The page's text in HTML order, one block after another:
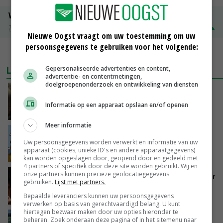
Volle melkpoeder
Zuivel NL
MEER MARKTPRIJZEN
LAATSTE NIEUWS
‘Samenwerking A-ware en Amalthea gaat
zorgen voor meer balans’
groot: Nederland in Europese top
VANDAAG, 15:33
Vlaamse varkensstapel krimpt, pluimveesector
groeit door schaalvergroting
VANDAAG, 15:20
‘Cijfer jezelf niet weg en doe vooral ook waar
Nieuwe Oogst vraagt om uw toestemming om uw
persoonsgegevens te gebruiken voor het volgende:
Gepersonaliseerde advertenties en content,
advertentie- en contentmetingen,
doelgroepenonderzoek en ontwikkeling van diensten
Informatie op een apparaat opslaan en/of openen
Meer informatie
Uw persoonsgegevens worden verwerkt en informatie van uw
apparaat (cookies, unieke ID's en andere apparaatgegevens)
kan worden opgeslagen door, geopend door en gedeeld met
4 partners of specifiek door deze site worden gebruikt. Wij en
onze partners kunnen precieze geolocatiegegevens
gebruiken. Lijst met partners.
Bepaalde leveranciers kunnen uw persoonsgegevens
verwerken op basis van gerechtvaardigd belang. U kunt
hiertegen bezwaar maken door uw opties hieronder te
beheren. Zoek onderaan deze pagina of in het sitemenu naar